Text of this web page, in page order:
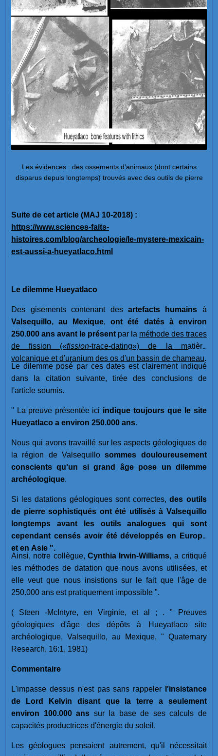
Les évidences : des ossements d'animaux (dont certains
disparus depuis longtemps) trouvés avec des outils de pierre
Suite de cet article (MAJ 10-2018) :
https://www.sciences-faits-
histoires.com/blog/archeologie/le-mystere-mexicain-
est-aussi-a-hueyatlaco.html
Le dilemme Hueyatlaco
Des gisements contenant des artefacts humains à
Valsequillo, au Mexique, ont été datés à environ
250.000 ans avant le présent par la méthode des traces
de fission («fission-trace-dating») de la matière
volcanique et d'uranium des os d'un bassin de chameau.
Le dilemme posé par ces dates est clairement indiqué
dans la citation suivante, tirée des conclusions de
l'article soumis.
" La preuve présentée ici indique toujours que le site
Hueyatlaco a environ 250.000 ans.
Nous qui avons travaillé sur les aspects géologiques de
la région de Valsequillo sommes douloureusement
conscients qu'un si grand âge pose un dilemme
archéologique.
Si les datations géologiques sont correctes, des outils
de pierre sophistiqués ont été utilisés à Valsequillo
longtemps avant les outils analogues qui sont
cependant censés avoir été développés en Europe
et en Asie ".
Ainsi, notre collègue, Cynthia Irwin-Williams, a critiqué
les méthodes de datation que nous avons utilisées, et
elle veut que nous insistions sur le fait que l'âge de
250.000 ans est pratiquement impossible ".
( Steen -McIntyre, en Virginie, et al ; . " Preuves
géologiques d'âge des dépôts à Hueyatlaco site
archéologique, Valsequillo, au Mexique, " Quaternary
Research, 16:1, 1981)
Commentaire
L'impasse dessus n'est pas sans rappeler
l'insistance
de Lord Kelvin disant que la terre a seulement
environ 100.000 ans sur la base de ses calculs de
capacités productrices d'énergie du soleil.
Les géologues pensaient autrement, qu'il nécessitait